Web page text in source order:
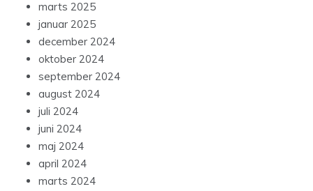
marts 2025
januar 2025
december 2024
oktober 2024
september 2024
august 2024
juli 2024
juni 2024
maj 2024
april 2024
marts 2024